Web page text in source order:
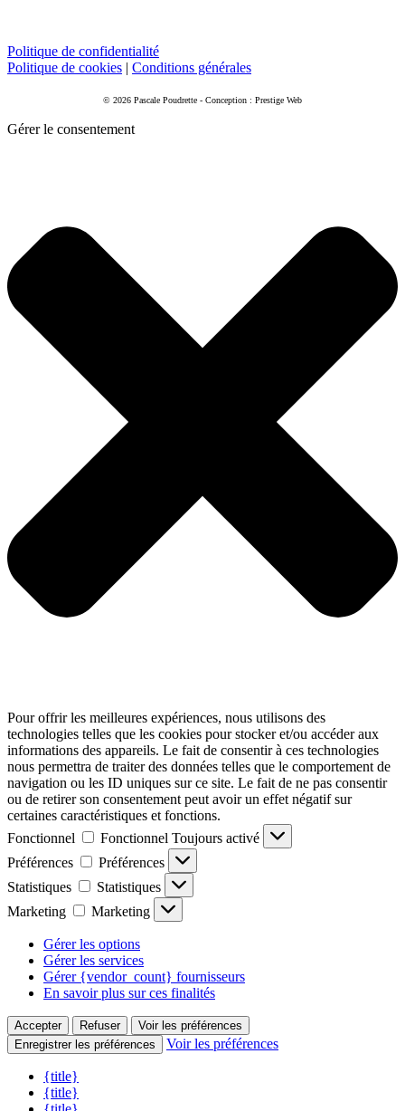
Politique de confidentialité
Politique de cookies | Conditions générales
© 2026 Pascale Poudrette - Conception : Prestige Web
Gérer le consentement
Pour offrir les meilleures expériences, nous utilisons des
technologies telles que les cookies pour stocker et/ou accéder aux
informations des appareils. Le fait de consentir à ces technologies
nous permettra de traiter des données telles que le comportement de
navigation ou les ID uniques sur ce site. Le fait de ne pas consentir
ou de retirer son consentement peut avoir un effet négatif sur
certaines caractéristiques et fonctions.
Fonctionnel
Fonctionnel Toujours activé
Préférences
Préférences
Statistiques
Statistiques
Marketing
Marketing
Gérer les options
Gérer les services
Gérer {vendor_count} fournisseurs
En savoir plus sur ces finalités
Accepter Refuser
Voir les préférences
Enregistrer les préférences
Voir les préférences
{title}
{title}